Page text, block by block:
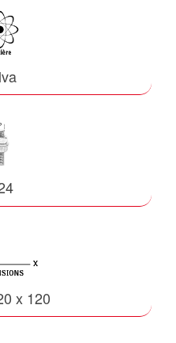
x 120